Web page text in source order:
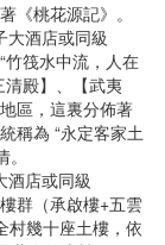
《桃花源記》。
大酒店或同級
筏水中流，人在
清殿】、【武夷
區，這裏分佈著
稱為 “永定客家土
酒店或同級
群（承啟樓+五雲
村幾十座土樓，依